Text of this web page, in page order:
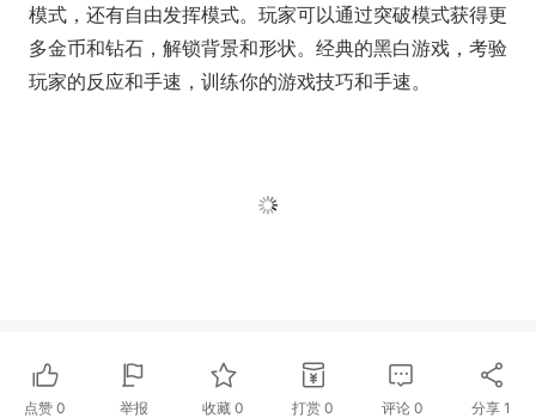
模式，还有自由发挥模式。玩家可以通过突破模式获得更
多金币和钻石，解锁背景和形状。经典的黑白游戏，考验
玩家的反应和手速，训练你的游戏技巧和手速。
点赞 0 举报 收藏0 打赏 0 评论 0 分享1